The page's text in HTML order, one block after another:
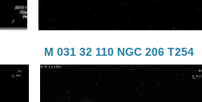
M 031 32 110 NGC 206 T254